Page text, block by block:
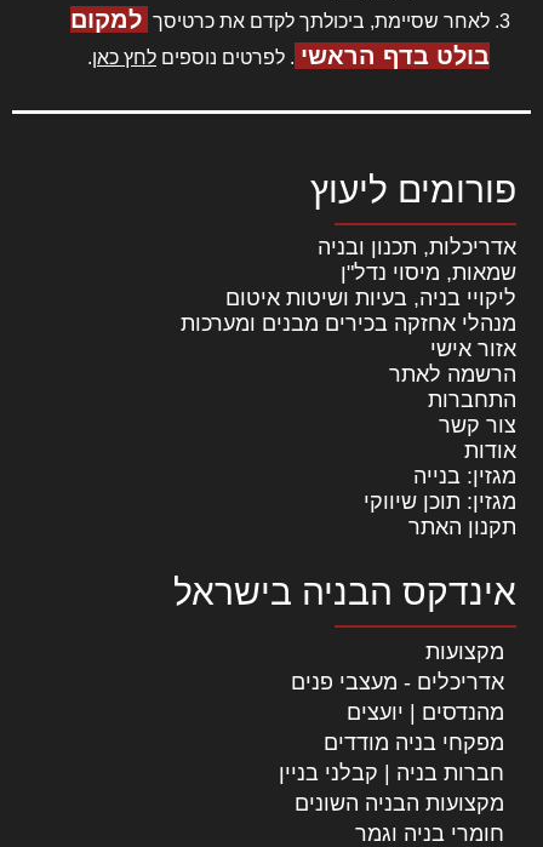
לאחר שסיימת, ביכולתך לקדם את כרטיסך למקום
בולט בדף הראשי . לפרטים נוספים לחץ כאן.
פורומים ליעוץ
אדריכלות, תכנון ובניה
שמאות, מיסוי נדל"ן
ליקויי בניה, בעיות ושיטות איטום
מנהלי אחזקה בכירים מבנים ומערכות
אזור אישי
הרשמה לאתר
התחברות
צור קשר
אודות
מגזין: בנייה
מגזין: תוכן שיווקי
תקנון האתר
אינדקס הבניה בישראל
מקצועות
אדריכלים - מעצבי פנים
מהנדסים | יועצים
מפקחי בניה מודדים
חברות בניה | קבלני בניין
מקצועות הבניה השונים
חומרי בניה וגמר